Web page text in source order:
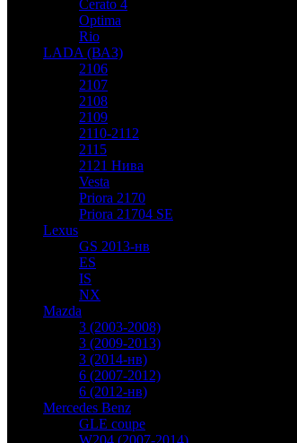
Cerato 4
Optima
Rio
LADA (ВАЗ)
2106
2107
2108
2109
2110-2112
2115
2121 Нива
Vesta
Priora 2170
Priora 21704 SE
Lexus
GS 2013-нв
ES
IS
NX
Mazda
3 (2003-2008)
3 (2009-2013)
3 (2014-нв)
6 (2007-2012)
6 (2012-нв)
Mercedes Benz
GLE coupe
W204 (2007-2014)